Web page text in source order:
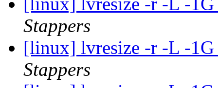
Stappers
[linux] lvresize -r -L -
Stappers